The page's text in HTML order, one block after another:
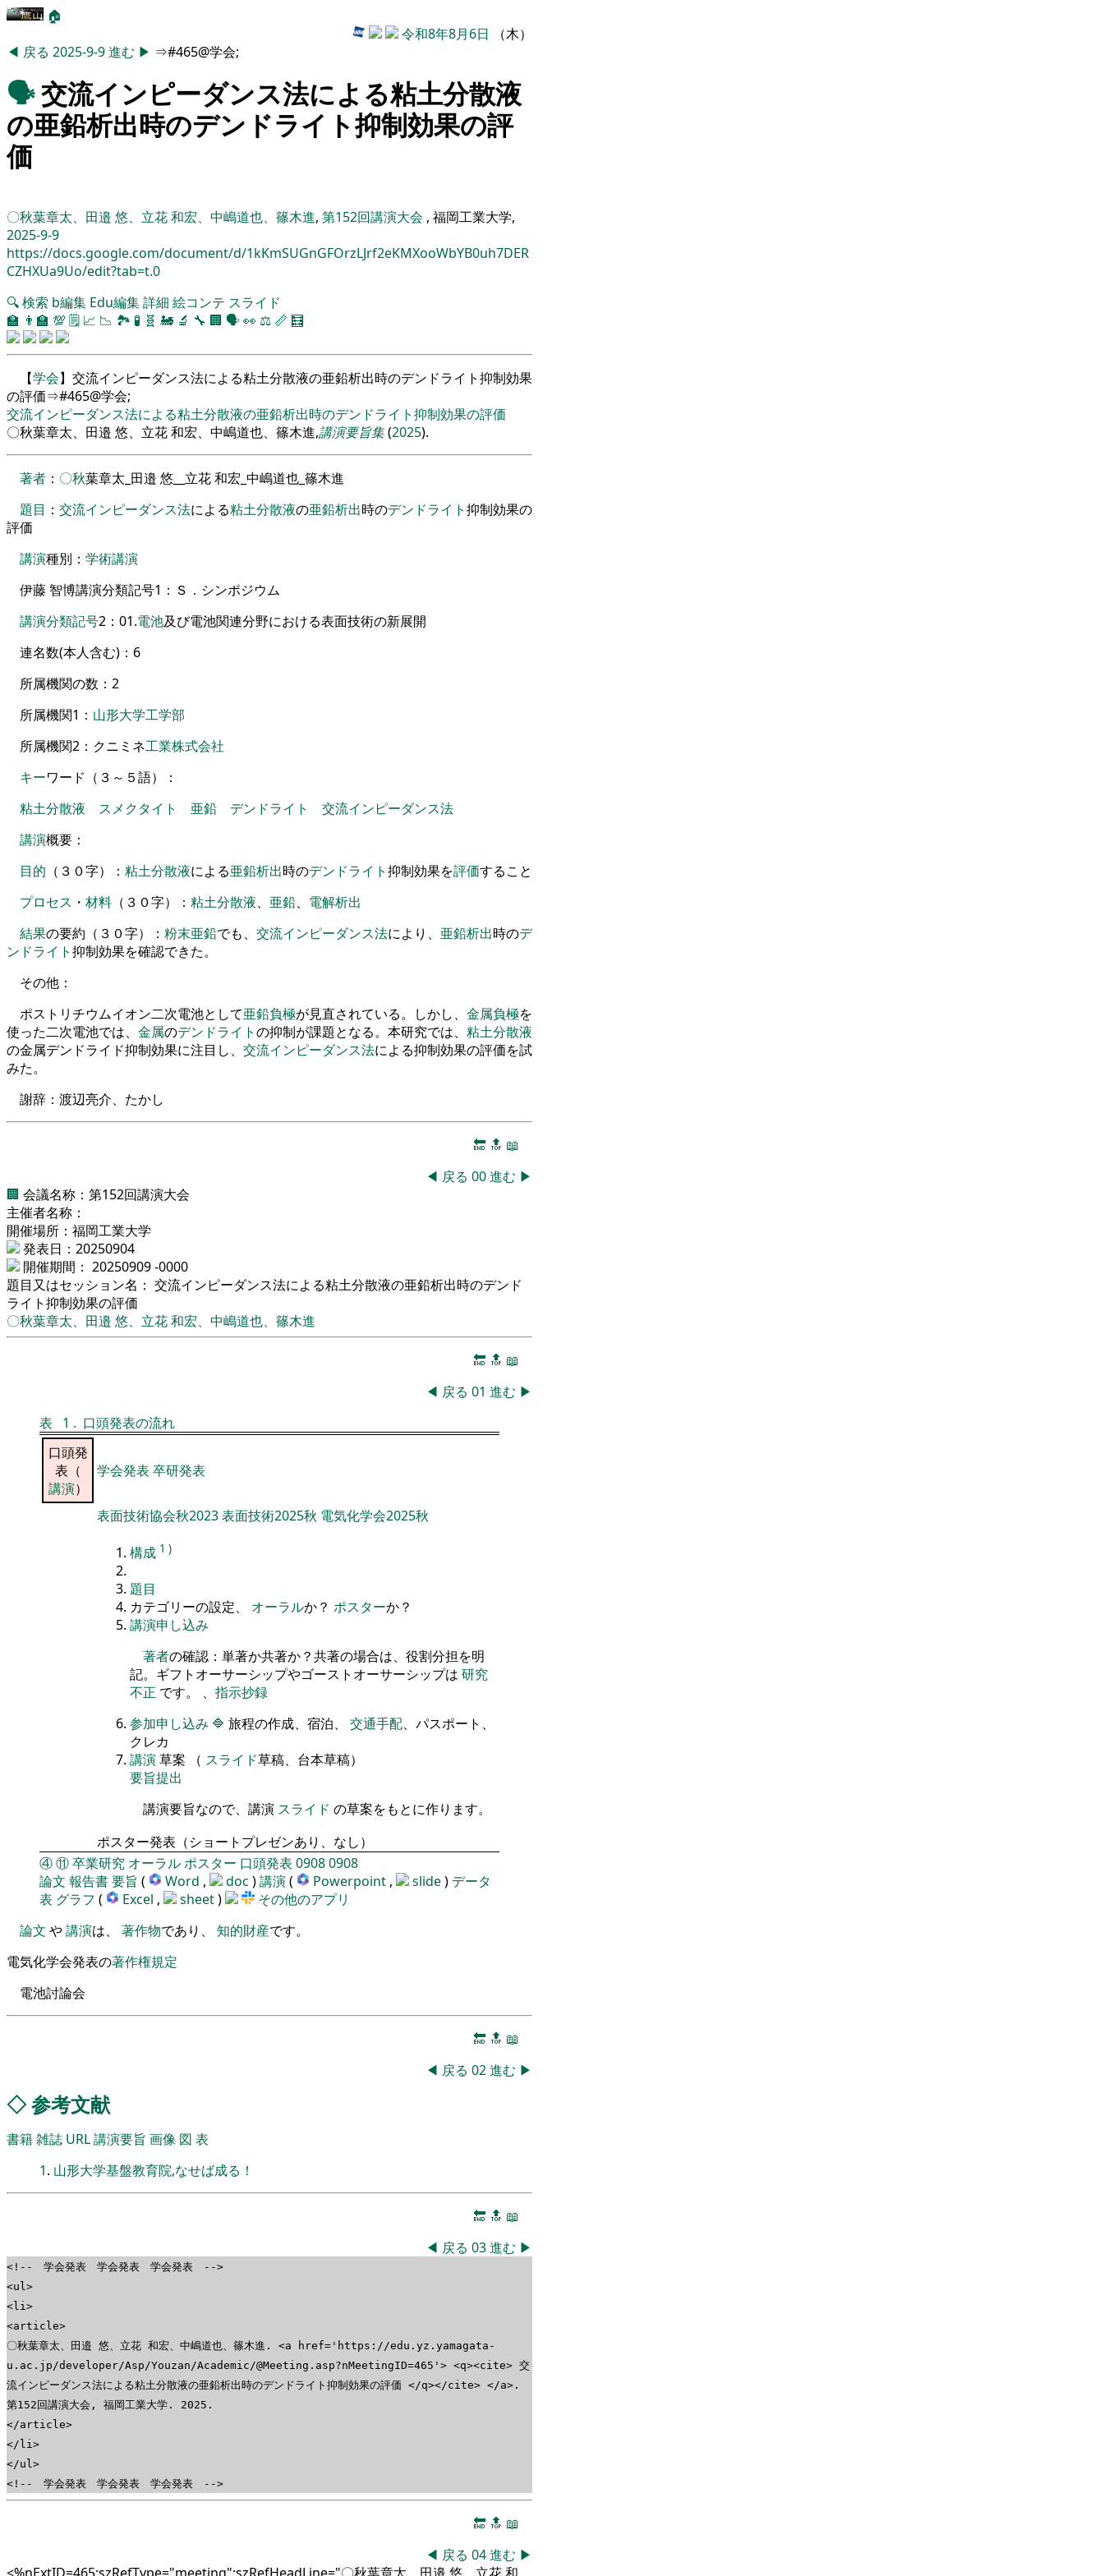
🏠
令和8年8月6日 （木）
◀ 戻る 2025-9-9進む ▶ ⇒#465@学会;
🗣️交流インピーダンス法による粘土分散液
の亜鉛析出時のデンドライト抑制効果の評
価
〇秋葉章太、田邉 悠、立花 和宏、中嶋道也、篠木進, 第152回講演大会 , 福岡工業大学,
2025-9-9
https://docs.google.com/document/d/1kKmSUGnGFOrzLJrf2eKMXooWbYB0uh7DER
CZHXUa9Uo/edit?tab=t.0
🔍検索 b編集 Edu編集詳細 絵コンテ スライド
🏫 👨‍🏫 💯 🗒️ 📈 📉 🏞 🧪 🧬 🚂 🔬 🔧 🏢 🗣️👀 ⚖️ 📏 🧮
【学会】交流インピーダンス法による粘土分散液の亜鉛析出時のデンドライト抑制効果
の評価⇒#465@学会;
交流インピーダンス法による粘土分散液の亜鉛析出時のデンドライト抑制効果の評価
〇秋葉章太、田邉 悠、立花 和宏、中嶋道也、篠木進,講演要旨集(2025).
著者 ： 〇秋葉章太_田邉 悠__立花和宏_中嶋道也_篠木進
題目 ： 交流インピーダンス法による粘土分散液の亜鉛析出時のデンドライト抑制効果の
評価
講演種別 ： 学術講演
伊藤 智博講演分類記号1 ： Ｓ ． シンポジウム
講演分類記号2 ： 01.電池及び電池関連分野における表面技術の新展開
連名数(本人含む) ： 6
所属機関の数 ： 2
所属機関1 ： 山形大学工学部
所属機関2 ： クニミネ工業株式会社
キーワード （ ３ ～ ５語）
：
粘土分散液
スメクタイト 亜鉛 デンドライト
交流インピーダンス法
講演概要 ：
目的 （ ３０字） ： 粘土分散液による亜鉛析出時のデンドライト抑制効果を評価すること
プロセス ・ 材料 （ ３０字） ： 粘土分散液、 亜鉛、 電解析出
結果の要約 （ ３０字） ： 粉末亜鉛でも、 交流インピーダンス法により 、 亜鉛析出時のデ
ンドライト抑制効果を確認できた。
その他 ：
ポストリチウムイオン二次電池として亜鉛負極が見直されている。 しかし、 金属負極を
使った二次電池では、 金属のデンドライトの抑制が課題となる。 本研究では、 粘土分散液
の金属デンドライド抑制効果に注目し、 交流インピーダンス法による抑制効果の評価を試
みた。
謝辞 ： 渡辺亮介、 たかし
🔚 🔝 📖
◀ 戻る 00進む ▶
🏢 会議名称：第152回講演大会
主催者名称：
開催場所：福岡工業大学
発表日：20250904
開催期間： 20250909 -0000
題目又はセッション名： 交流インピーダンス法による粘土分散液の亜鉛析出時のデンド
ライト抑制効果の評価
〇秋葉章太、田邉 悠、立花 和宏、中嶋道也、篠木進
🔚 🔝 📖
◀ 戻る 01 進む ▶
表
1 . 口頭発表の流れ
口頭発
表（
講演）
学会発表 卒研発表
表面技術協会秋2023表面技術2025秋 電気化学会2025秋
構成 1 )
題目
カテゴリーの設定、 オーラルか？ ポスターか？
講演申し込み
著者の確認：単著か共著か？共著の場合は、役割分担を明
記。ギフトオーサーシップやゴーストオーサーシップは 研究
不正 です。 、 指示抄録
参加申し込み 🔷 旅程の作成、宿泊、 交通手配、パスポート、
クレカ
講演草案 （ スライド草稿、台本草稿）
要旨提出
講演要旨なので、講演 スライド の草案をもとに作ります。
ポスター発表（ショートプレゼンあり、なし）
④⑪卒業研究 オーラルポスター 口頭発表 09080908
論文 報告書要旨 ( Word , doc )講演( Powerpoint , slide) データ
表 グラフ ( Excel , sheet)
その他のアプリ
論文 や講演は、 著作物であり、 知的財産です。
電気化学会発表の著作権規定
電池討論会
🔚 🔝 📖
◀ 戻る 02進む ▶
◇参考文献
書籍雑誌 URL講演要旨 画像 図 表
1. 山形大学基盤教育院,なせば成る！
🔚 🔝 📖
◀ 戻る 03進む ▶
<!-- 学会発表 学会発表 学会発表 -->
<ul>
<li>
<article>
〇秋葉章太、田邉 悠、立花 和宏、中嶋道也、篠木進. <a href='https://edu.yz.yamagata-
u.ac.jp/developer/Asp/Youzan/Academic/@Meeting.asp?nMeetingID=465'> <q><cite> 交
流インピーダンス法による粘土分散液の亜鉛析出時のデンドライト抑制効果の評価 </q></cite> </a>.
第152回講演大会, 福岡工業大学. 2025.
</article>
</li>
</ul>
<!-- 学会発表 学会発表 学会発表 -->
🔚 🔝 📖
◀ 戻る 04進む ▶